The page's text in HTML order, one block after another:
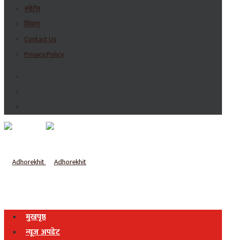
स्पोर्ट्स
शिक्षण
Contact Us
Privacy Policy
मुखपृष्ठ
न्यूज अपडेट